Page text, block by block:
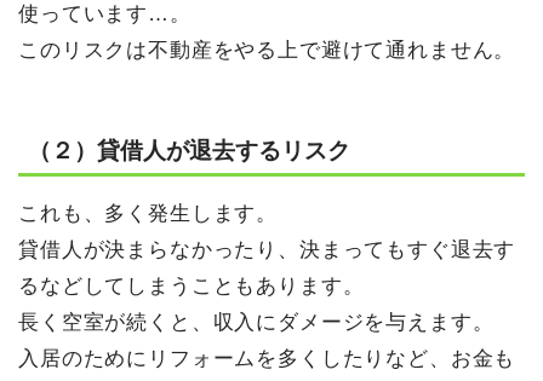
使っています…。
このリスクは不動産をやる上で避けて通れません。
（２）貸借人が退去するリスク
これも、多く発生します。
貸借人が決まらなかったり、決まってもすぐ退去す
るなどしてしまうこともあります。
長く空室が続くと、収入にダメージを与えます。
入居のためにリフォームを多くしたりなど、お金も